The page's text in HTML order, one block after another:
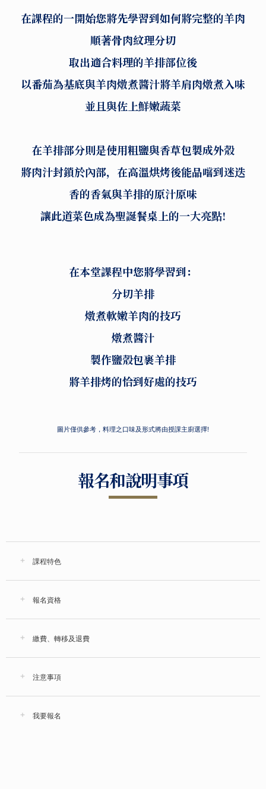
在課程的一開始您將先學習到如何將完整的羊肉
順著骨肉紋理分切
取出適合料理的羊排部位後
以番茄為基底與羊肉燉煮醬汁將羊肩肉燉煮入味
並且與佐上鮮嫩蔬菜
在羊排部分則是使用粗鹽與香草包製成外殼
將肉汁封鎖於內部，在高溫烘烤後能品嚐到迷迭
香的香氣與羊排的原汁原味
讓此道菜色成為聖誕餐桌上的一大亮點!
在本堂課程中您將學習到：
分切羊排
燉煮軟嫩羊肉的技巧
燉煮醬汁
製作鹽殼包裹羊排
將羊排烤的恰到好處的技巧
圖片僅供參考，料理之口味及形式將由授課主廚選擇!
報名和說明事項
課程特色
報名資格
繳費、轉移及退費
注意事項
我要報名